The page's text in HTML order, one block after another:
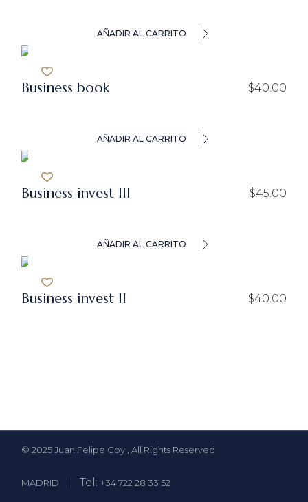
$50.00.
$25.00.
AÑADIR AL CARRITO
Business book $40.00
AÑADIR AL CARRITO
Business invest III $45.00
AÑADIR AL CARRITO
Business invest ll $40.00
© 2025Juan Felipe Coy , All Rights Reserved
MADRID Tel:+34 722 28 33 52